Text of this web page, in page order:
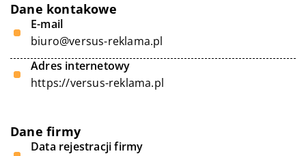
Dane kontakowe
E-mail
biuro@versus-reklama.pl
Adres internetowy
https://versus-reklama.pl
Dane firmy
Data rejestracji firmy